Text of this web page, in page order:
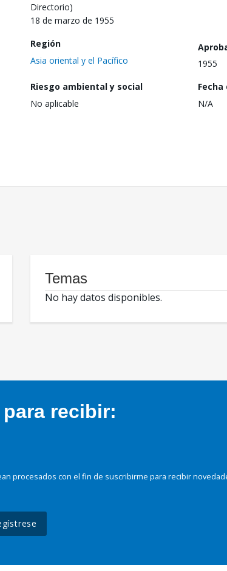
Directorio)
18 de marzo de 1955
Región
Asia oriental y el Pacífico
1955
Riesgo ambiental y social
No aplicable
Fecha
N/A
Temas
No hay datos disponibles.
recibir:
procesados con el fin de suscribirme para recibir